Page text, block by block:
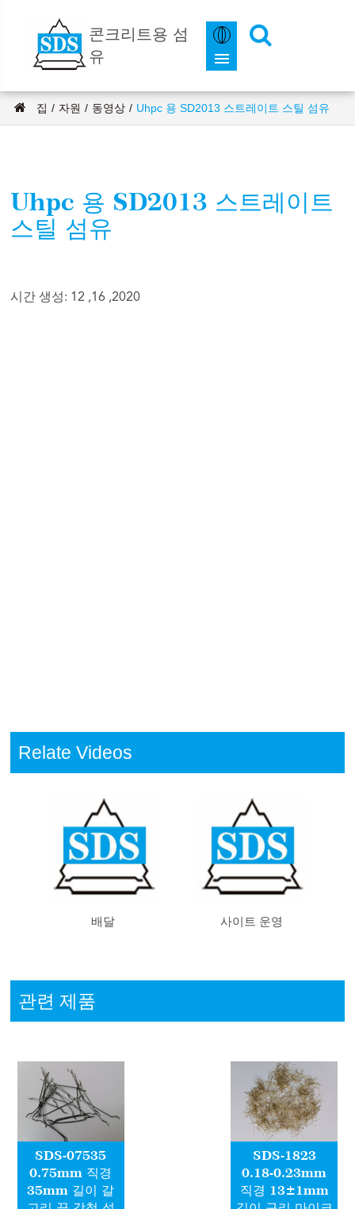
콘크리트용 섬
유
집 자원 동영상 Uhpc 용 SD2013 스트레이트 스틸 섬유
Uhpc 용 SD2013 스트레이트
스틸 섬유
시간 생성: 12 ,16 ,2020
Relate Videos
배달 사이트 운영
관련 제품
SDS-07535
0.75mm 직경
35mm 길이 갈
SDS-1823
0.18-0.23mm
직경 13±1mm